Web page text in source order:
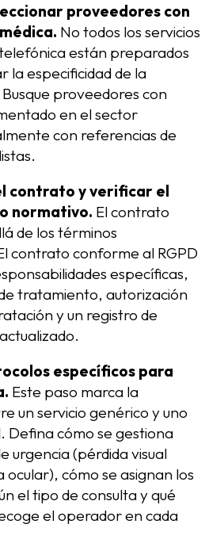
proveedores con
No todos los servicios
están preparados
la especificidad de la
proveedores con
en el sector
con referencias de
contrato y verificar el
normativo. El contrato
de los términos
contrato conforme al RGPD
específicas,
tratamiento, autorización
y un registro de
específicos para
Este paso marca la
un servicio genérico y uno
Defina cómo se gestiona
urgencia (pérdida visual
ocular), cómo se asignan los
el tipo de consulta y qué
el operador en cada